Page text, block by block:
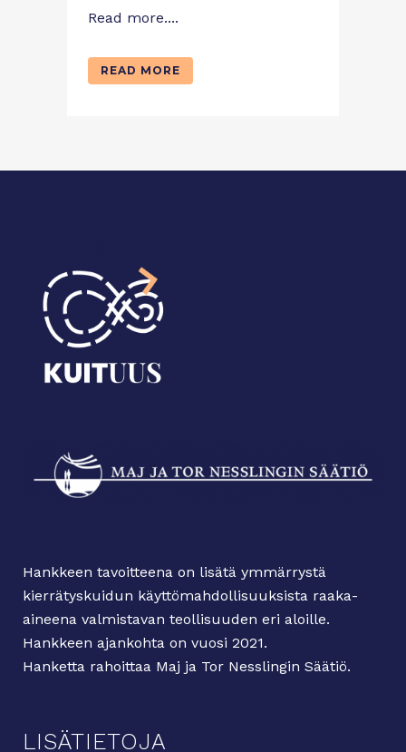
Read more....
READ MORE
Hankkeen tavoitteena on lisätä ymmärrystä
kierrätyskuidun käyttömahdollisuuksista raaka-
aineena valmistavan teollisuuden eri aloille.
Hankkeen ajankohta on vuosi 2021.
Hanketta rahoittaa Maj ja Tor Nesslingin Säätiö.
LISÄTIETOJA